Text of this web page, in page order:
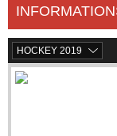
HOCKEY 2019